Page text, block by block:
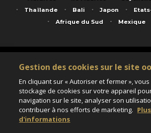
Thaïlande
Bali Japon
Afrique du Sud
Mexique
Service animé par Nautil Voyages - 22 rue Georges
au capital de 155 696 euros - RCS Paris B 423 671
Matricule Atout France IM075100020 - Garantie financière
Assurance responsabilité civile et professionnelle
Gestion des cookies sur le site
En cliquant sur « Autoriser et fermer »,
stockage de cookies sur votre appareil
navigation sur le site, analyser son
contribuer à nos efforts de marketing. Plus
d'informations